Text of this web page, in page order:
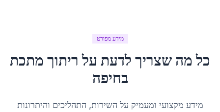
מידע מפורט
כל מה שצריך לדעת על ריתוך מתכת
בחיפה
מידע מקצועי ומעמיק על השירות, התהליכים והיתרונות